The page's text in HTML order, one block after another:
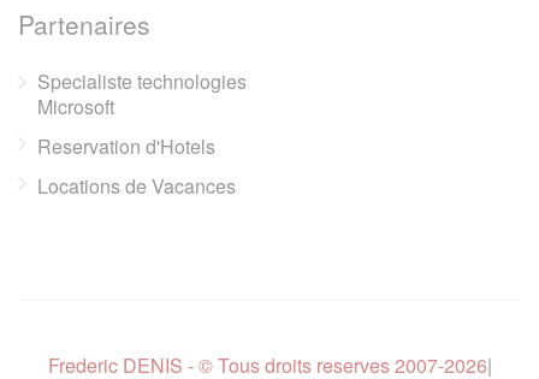
Partenaires
Specialiste technologies
Microsoft
Reservation d'Hotels
Locations de Vacances
Frederic DENIS - © Tous droits reserves 2007-2026|